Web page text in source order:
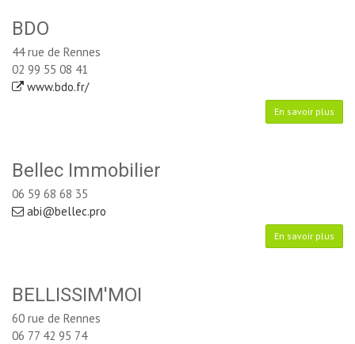
BDO
44 rue de Rennes
02 99 55 08 41
www.bdo.fr/
En savoir plus
Bellec Immobilier
06 59 68 68 35
abi@bellec.pro
En savoir plus
BELLISSIM'MOI
60 rue de Rennes
06 77 42 95 74